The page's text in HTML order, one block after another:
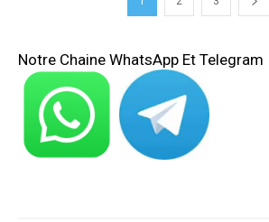
Notre Chaine WhatsApp Et Telegram